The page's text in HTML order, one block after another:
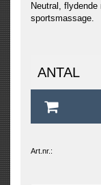
Neutral,
sportsmassage.
ANTAL
Art.nr.: